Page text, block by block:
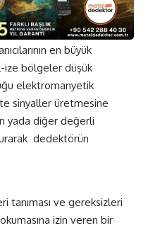
en büyük
ize bölgeler düşük
elektromanyetik
sinyaller üretmesine
yada diğer değerli
dedektörün
tanıması ve gereksizleri
izin veren bir